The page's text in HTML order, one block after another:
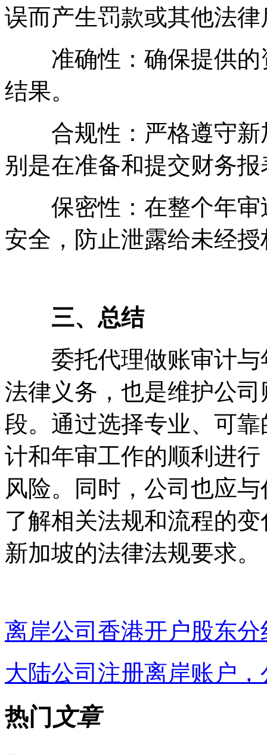
误而产生罚款或其他法律
准确性：确保提供的
结果。
合规性：严格遵守新
别是在准备和提交财务
保密性：在整个年审
安全，防止泄露给未经
三、总结
委托代理做账审计与
法律义务，也是维护公
段。通过选择专业、可
计和年审工作的顺利进
风险。同时，公司也应
了解相关法规和流程的
新加坡的法律法规要求。
离岸公司香港开户股东
大陆公司注册离岸账户
热门 文章